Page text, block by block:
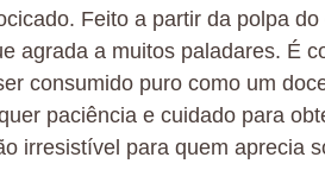
Feito a partir da polpa
agrada a muitos paladares. É
consumido puro como um
paciência e cuidado para
irresistível para quem aprecia